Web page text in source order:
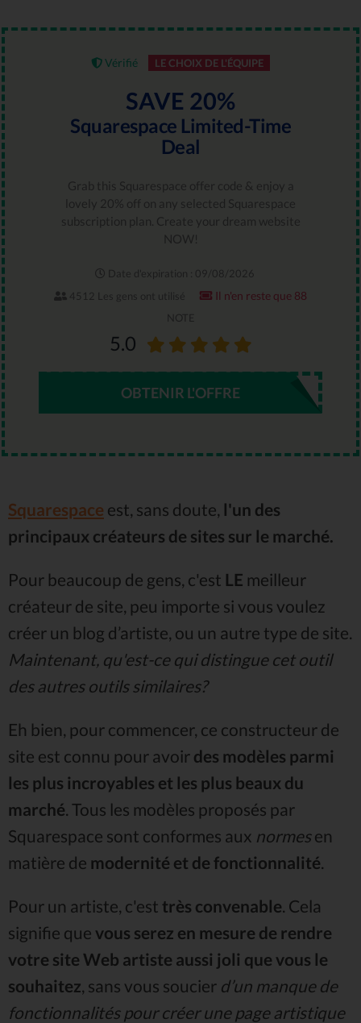
Vérifié LE CHOIX DE L'ÉQUIPE
SAVE 20%
Squarespace Limited-Time
Deal
Grab this Squarespace offer code & enjoy a
lovely 20% off on any selected Squarespace
subscription plan. Create your dream website
NOW!
Date d'expiration : 09/08/2026
4512 Les gens ont utilisé
Il n'en reste que 88
NOTE
5.0
OBTENIR L'OFFRE
Squarespace est, sans doute, l'un des
principaux créateurs de sites sur le marché.
Pour beaucoup de gens, c'est LE meilleur
créateur de site, peu importe si vous voulez
créer un blog d’artiste, ou un autre type de site.
Maintenant, qu'est-ce qui distingue cet outil
des autres outils similaires?
Eh bien, pour commencer, ce constructeur de
site est connu pour avoir des modèles parmi
les plus incroyables et les plus beaux du
marché. Tous les modèles proposés par
Squarespace sont conformes aux normesen
matière de modernité et de fonctionnalité.
Pour un artiste, c'est très convenable . Cela
signifie que vous serez en mesure de rendre
votre site Web artiste aussi joli que vous le
souhaitez , sans vous soucier d’un manque de
fonctionnalités pour créer une page artistique